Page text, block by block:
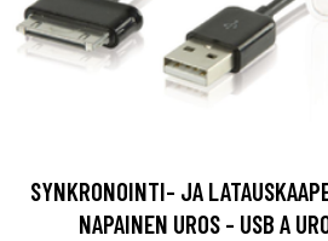
SYNKRONOINTI- JA
NAPAINEN UROS - USB A